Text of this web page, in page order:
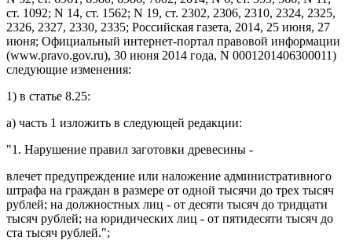
ст. 1092; N 14, ст. 1562; N 19, ст. 2302, 2306, 2310, 2324, 2325,
2326, 2327, 2330, 2335; Российская газета, 2014, 25 июня, 27
июня; Официальный интернет-портал правовой информации
(www.pravo.gov.ru), 30 июня 2014 года, N 0001201406300011)
следующие изменения:
1) в статье 8.25:
а) часть 1 изложить в следующей редакции:
"1. Нарушение правил заготовки древесины -
влечет предупреждение или наложение административного
штрафа на граждан в размере от одной тысячи до трех тысяч
рублей; на должностных лиц - от десяти тысяч до тридцати
тысяч рублей; на юридических лиц - от пятидесяти тысяч до
ста тысяч рублей.";